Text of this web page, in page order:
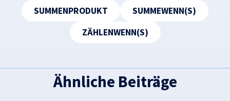
SUMMENPRODUKT
SUMMEWENN(S)
ZÄHLENWENN(S)
Ähnliche Beiträge